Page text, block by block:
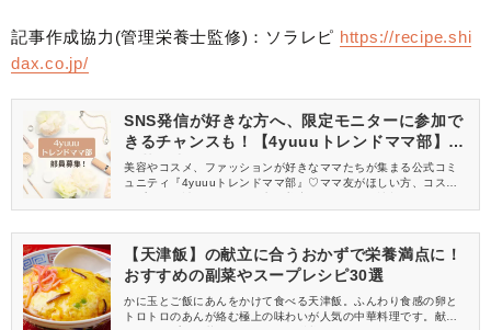
記事作成協力(管理栄養士監修)：ソラレピ https://recipe.shi
dax.co.jp/
SNS発信が好きな方へ、限定モニターに参加で
きるチャンスも！【4yuuuトレンドママ部】部
員募集中
美容やコスメ、ファッションが好きなママたちが集まる公式コミ
ュニティ『4yuuuトレンドママ部』♡ママ友がほしい方、コスメサ
信してくれる方を募集しています！
【天津飯】の献立に合うおかずで栄養満点に！
おすすめの副菜やスープレシピ30選
かに玉とご飯にあんをかけて食べる天津飯。ふんわり食感の卵と
トロトロのあんが絡む極上の味わいが人気の中華料理です。献立